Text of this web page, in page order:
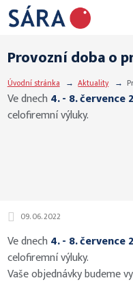
Provozní doba o
Úvodní stránka Aktuality
Ve dnech 4. - 8. července
celofiremní výluky.
09. 06. 2022
Ve dnech4. - 8. července
celofiremní výluky.
Vaše objednávky budeme